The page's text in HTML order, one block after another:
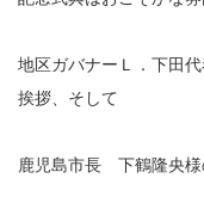
地区ガバナーＬ．下田
挨拶、そして
鹿児島市長 下鶴隆央様